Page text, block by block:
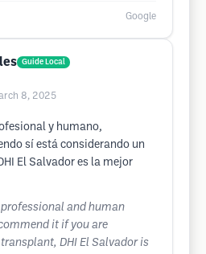
Google
Guide Local
8, 2025
y humano,
sí está considerando un
El Salvador es la mejor
and human
it if you are
DHI El Salvador is